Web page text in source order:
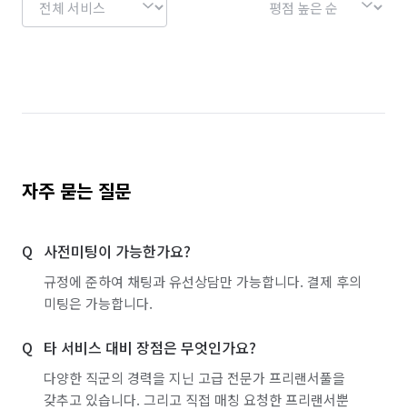
자주 묻는 질문
사전미팅이 가능한가요?
규정에 준하여 채팅과 유선상담만 가능합니다. 결제 후의
미팅은 가능합니다.
타 서비스 대비 장점은 무엇인가요?
다양한 직군의 경력을 지닌 고급 전문가 프리랜서풀을
갖추고 있습니다. 그리고 직접 매칭 요청한 프리랜서뿐